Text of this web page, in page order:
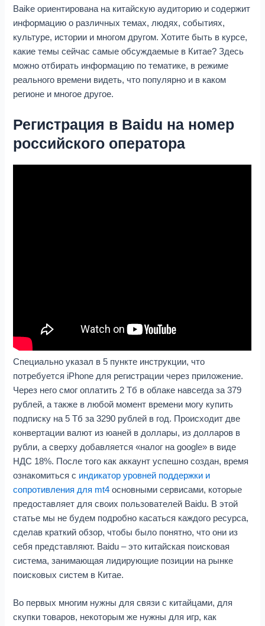
Baike ориентирована на китайскую аудиторию и содержит
информацию о различных темах, людях, событиях,
культуре, истории и многом другом. Хотите быть в курсе,
какие темы сейчас самые обсуждаемые в Китае? Здесь
можно отбирать информацию по тематике, в режиме
реального времени видеть, что популярно и в каком
регионе и многое другое.
Регистрация в Baidu на номер
российского оператора
Специально указал в 5 пункте инструкции, что
потребуется iPhone для регистрации через приложение.
Через него смог оплатить 2 Тб в облаке навсегда за 379
рублей, а также в любой момент времени могу купить
подписку на 5 Тб за 3290 рублей в год. Происходит две
конвертации валют из юаней в доллары, из долларов в
рубли, а сверху добавляется «налог на google» в виде
НДС 18%. После того как аккаунт успешно создан, время
ознакомиться с индикатор уровней поддержки и
сопротивления для mt4 основными сервисами, которые
предоставляет для своих пользователей Baidu. В этой
статье мы не будем подробно касаться каждого ресурса,
сделав краткий обзор, чтобы было понятно, что они из
себя представляют. Baidu – это китайская поисковая
система, занимающая лидирующие позиции на рынке
поисковых систем в Китае.
Во первых многим нужны для связи с китайцами, для
скупки товаров, некоторым же нужны для игр, как